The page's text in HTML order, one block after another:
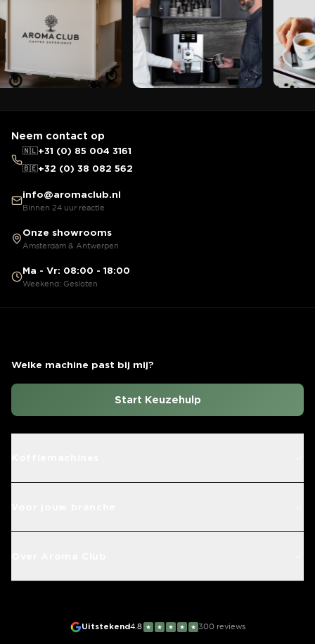
Neem contact op
🇳🇱+31 (0) 85 004 3161
🇧🇪+32 (0) 38 082 562
info@aromaclub.nl
Binnen 24 uur reactie
Onze showrooms
Amsterdam & Antwerpen
Ma - Vr: 08:00 - 18:00
Weekend: Gesloten
Welke machine past bij mij?
Start Keuzehulp
Uitstekend4.8 ★ ★ ★ ★ ★ 300 reviews